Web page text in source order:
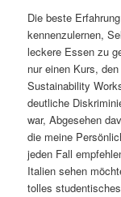
Die beste
kennenzulernen,
leckere Essen zu
nur einen Kurs,
Sustainability
deutliche
war, Abgesehen
die meine
jeden Fall
Italien sehen
tolles